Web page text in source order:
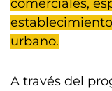
comerciales,
urbano.
A través del